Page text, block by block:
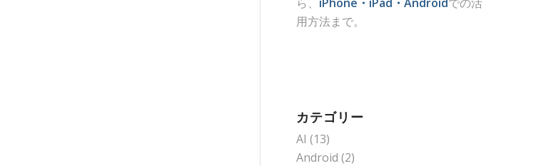
用方法まで。
カテゴリー
AI (13)
Android (2)